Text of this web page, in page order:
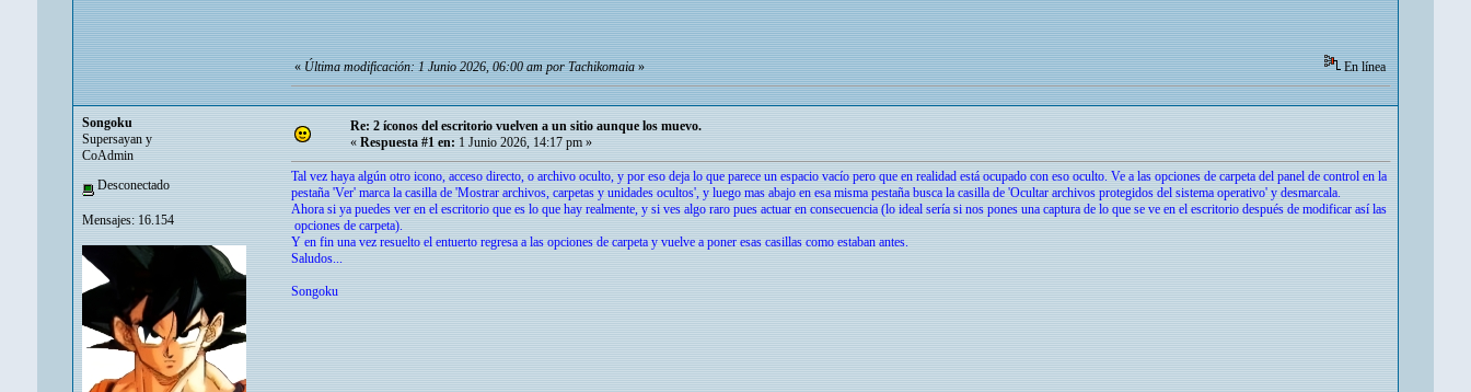
«Última modificación: 1 Junio 2026, 06:00 am por Tachikomaia» En línea
Songoku
Supersayan y
CoAdmin
Desconectado
Mensajes: 16.154
Re: 2 íconos del escritorio vuelven a un sitio aunque los muevo.
« Respuesta #1 en: 1 Junio 2026, 14:17 pm »
Tal vez haya algún otro icono, acceso directo, o archivo oculto, y por eso deja lo que parece un espacio vacío pero que en realidad está ocupado con eso oculto. Ve a las opciones de carpeta del panel de control en la
pestaña 'Ver' marca la casilla de 'Mostrar archivos, carpetas y unidades ocultos', y luego mas abajo en esa misma pestaña busca la casilla de 'Ocultar archivos protegidos del sistema operativo' y desmarcala.
Ahora si ya puedes ver en el escritorio que es lo que hay realmente, y si ves algo raro pues actuar en consecuencia (lo ideal sería si nos pones una captura de lo que se ve en el escritorio después de modificar así las
opciones de carpeta).
Y en fin una vez resuelto el entuerto regresa a las opciones de carpeta y vuelve a poner esas casillas como estaban antes.
Saludos...
Songoku